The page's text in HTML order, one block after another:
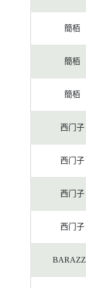
簡栢
簡栢
簡栢
西门子
西门子
西门子
西门子